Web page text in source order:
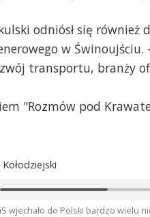
odniósł się
w Świnoujściu.
transportu, branży
"Rozmów pod
wjechało do Polski bardzo wielu
rządów PiS wjechało
odradzającej się
się wpuszczania tych
maści aktorzyn , stronników
granicy z reklamówką
2025-02-11, godz. 13:56
zgoda. A taka pani Janina
i pozbyto się jej